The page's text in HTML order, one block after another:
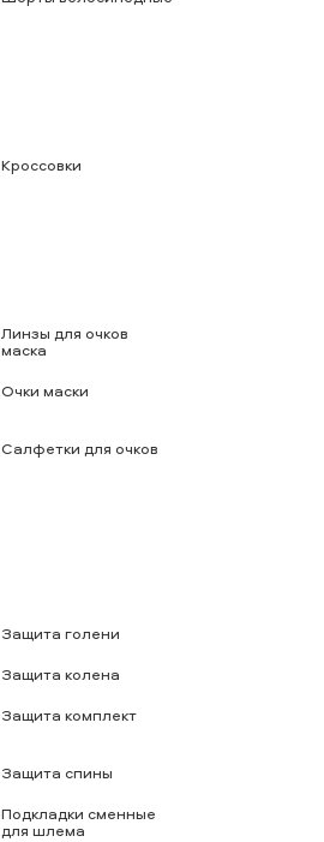
Кроссовки
Линзы для очков
маска
Очки маски
Салфетки для очков
Защита голени
Защита колена
Защита комплект
Защита спины
Подкладки сменные
для шлема